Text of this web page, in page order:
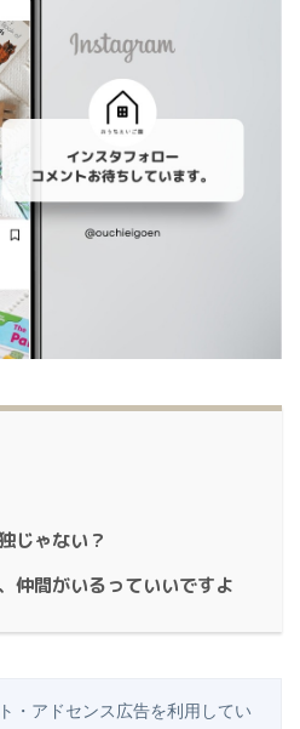
じゃない？
仲間がいるっていいですよ
・アドセンス広告を利用してい